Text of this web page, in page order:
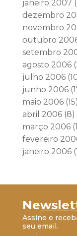
janeiro 2007
dezembro
novembro
outubro
setembro
agosto 2006
julho 2006
junho 2006
maio 2006(15)
abril 2006(8)
março 2006
fevereiro
janeiro 2006
Assine e
seu email.